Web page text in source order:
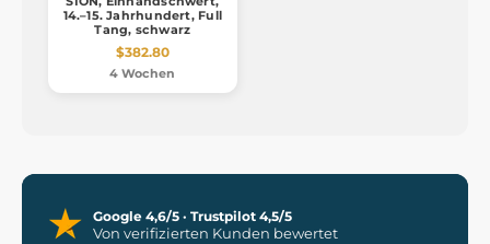
14.–15. Jahrhundert, Full
Tang, schwarz
$382.80
4 Wochen
Google 4,6/5 · Trustpilot 4,5/5
Von verifizierten Kunden bewertet